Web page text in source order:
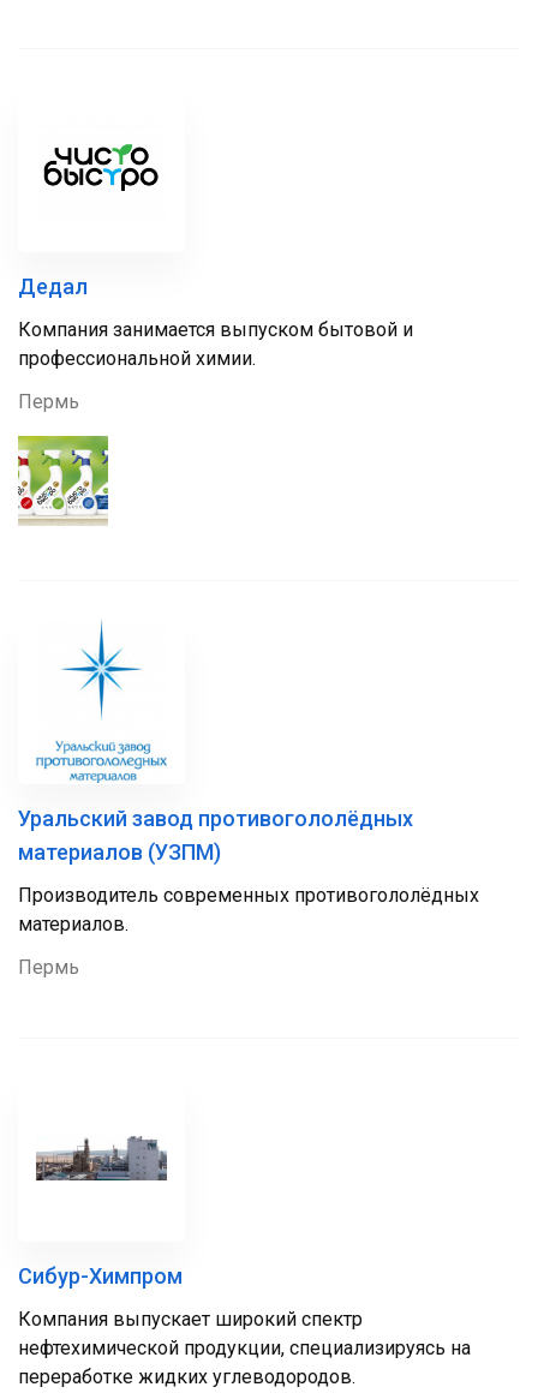
Дедал
Компания занимается выпуском бытовой и
профессиональной химии.
Пермь
Уральский завод противогололёдных
материалов (УЗПМ)
Производитель современных противогололёдных
материалов.
Пермь
Сибур-Химпром
Компания выпускает широкий спектр
нефтехимической продукции, специализируясь на
переработке жидких углеводородов.